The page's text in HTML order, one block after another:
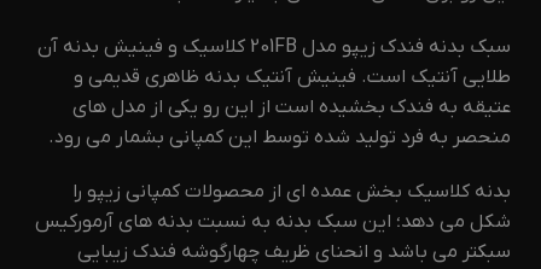
سبک بدنه فندک زیپو مدل 201FB کلاسیک و فینیش بدنه آن
طلایی آنتیک است. فینیش آنتیک بدنه ظاهری قدیمی و
عتیقه به فندک بخشیده است از این رو یکی از مدل های
منحصر به فرد تولید شده توسط این کمپانی بشمار می رود.
بدنه کلاسیک بخش عمده ای از محصولات کمپانی زیپو را
شکل می دهد؛ این سبک بدنه به نسبت بدنه های آرمورکیس
سبکتر می باشد و انحنای ظریف چهارگوشه فندک زیبایی